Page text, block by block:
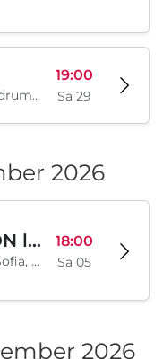
Vidas Art Arena, Kolodrum, Borisova gradina, Sofia, BG
19:00
Sa 29
2026
PARTY CANNON live in Sofia
Klub "Pri Cherepite", Sofia, BG
18:00
Sa 05
2026